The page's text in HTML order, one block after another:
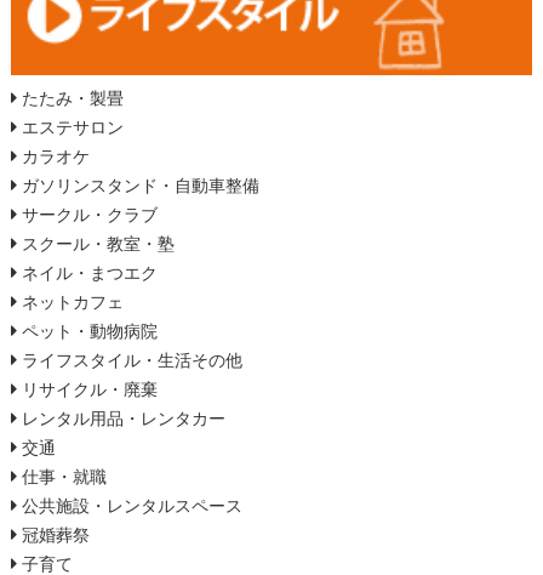
たたみ・製畳
エステサロン
カラオケ
ガソリンスタンド・自動車整備
サークル・クラブ
スクール・教室・塾
ネイル・まつエク
ネットカフェ
ペット・動物病院
ライフスタイル・生活その他
リサイクル・廃棄
レンタル用品・レンタカー
交通
仕事・就職
公共施設・レンタルスペース
冠婚葬祭
子育て